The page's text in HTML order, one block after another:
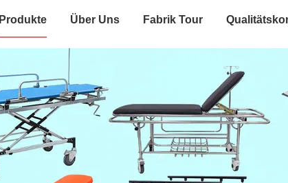
Produkte Über Uns Fabrik Tour